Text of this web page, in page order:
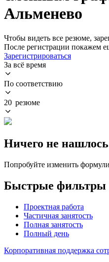
Альменево
Чтобы видеть все резюме,
После регистрации покажем
Зарегистрироваться
За всё время
По соответствию
20 резюме
Ничего не нашлось
Попробуйте изменить
Быстрые фильтры
Проектная работа
Частичная занятость
Полная занятость
Полный день
Корпоративная поддержка